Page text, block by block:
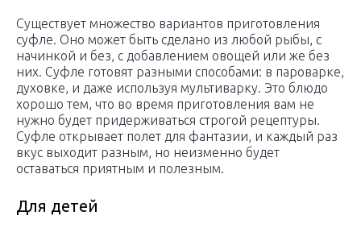
Существует множество вариантов приготовления
суфле. Оно может быть сделано из любой рыбы, с
начинкой и без, с добавлением овощей или же без
них. Суфле готовят разными способами: в пароварке,
духовке, и даже используя мультиварку. Это блюдо
хорошо тем, что во время приготовления вам не
нужно будет придерживаться строгой рецептуры.
Суфле открывает полет для фантазии, и каждый раз
вкус выходит разным, но неизменно будет
оставаться приятным и полезным.
Для детей